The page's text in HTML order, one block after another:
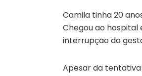
Camila tinha 20
Chegou ao hospital
interrupção da
Apesar da